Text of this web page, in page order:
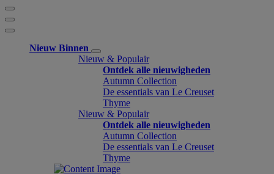
Nieuw Binnen
Nieuw & Populair
Ontdek alle nieuwigheden
Autumn Collection
De essentials van Le Creuset
Thyme
Nieuw & Populair
Ontdek alle nieuwigheden
Autumn Collection
De essentials van Le Creuset
Thyme